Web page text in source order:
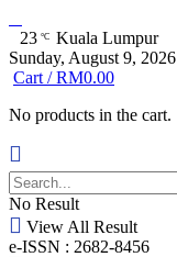
23 °C
Kuala Lumpur
Sunday, August 9, 2026
Cart /RM0.00
No products in the cart.
No Result
View All Result
e-ISSN : 2682-8456